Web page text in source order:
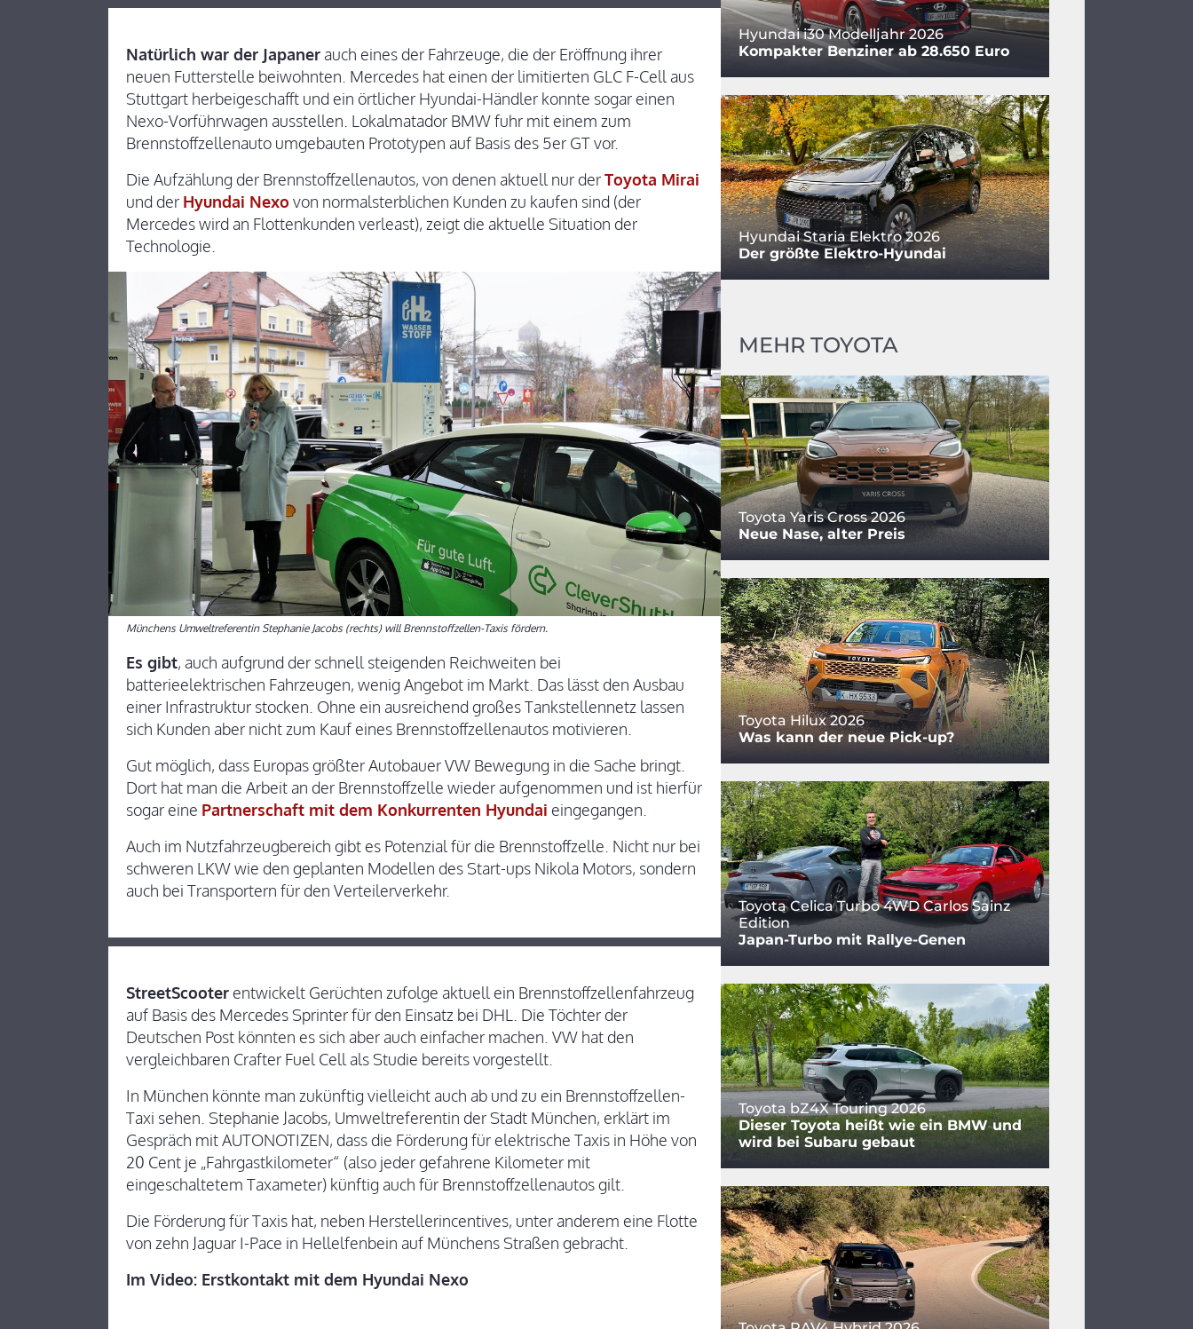
Natürlich war der Japaner auch eines der Fahrzeuge, die der Eröffnung ihrer
neuen Futterstelle beiwohnten. Mercedes hat einen der limitierten GLC F-Cell aus
Stuttgart herbeigeschafft und ein örtlicher Hyundai-Händler konnte sogar einen
Nexo-Vorführwagen ausstellen. Lokalmatador BMW fuhr mit einem zum
Brennstoffzellenauto umgebauten Prototypen auf Basis des 5er GT vor.
Die Aufzählung der Brennstoffzellenautos, von denen aktuell nur derToyota Mirai
und der Hyundai Nexo von normalsterblichen Kunden zu kaufen sind (der
Mercedes wird an Flottenkunden verleast), zeigt die aktuelle Situation der
Technologie.
Münchens Umweltreferentin Stephanie Jacobs (rechts) will Brennstoffzellen-Taxis fördern.
Es gibt, auch aufgrund der schnell steigenden Reichweiten bei
batterieelektrischen Fahrzeugen, wenig Angebot im Markt. Das lässt den Ausbau
einer Infrastruktur stocken. Ohne ein ausreichend großes Tankstellennetz lassen
sich Kunden aber nicht zum Kauf eines Brennstoffzellenautos motivieren.
Gut möglich, dass Europas größter Autobauer VW Bewegung in die Sache bringt.
Dort hat man die Arbeit an der Brennstoffzelle wieder aufgenommen und ist hierfür
sogar eine Partnerschaft mit dem Konkurrenten Hyundai eingegangen.
Auch im Nutzfahrzeugbereich gibt es Potenzial für die Brennstoffzelle. Nicht nur bei
schweren LKW wie den geplanten Modellen des Start-ups Nikola Motors, sondern
auch bei Transportern für den Verteilerverkehr.
StreetScooterentwickelt Gerüchten zufolge aktuell ein Brennstoffzellenfahrzeug
auf Basis des Mercedes Sprinter für den Einsatz bei DHL. Die Töchter der
Deutschen Post könnten es sich aber auch einfacher machen. VW hat den
vergleichbaren Crafter Fuel Cell als Studie bereits vorgestellt.
In München könnte man zukünftig vielleicht auch ab und zu ein Brennstoffzellen-
Taxi sehen. Stephanie Jacobs, Umweltreferentin der Stadt München, erklärt im
Gespräch mit AUTONOTIZEN, dass die Förderung für elektrische Taxis in Höhe von
20 Cent je „Fahrgastkilometer“ (also jeder gefahrene Kilometer mit
eingeschaltetem Taxameter) künftig auch für Brennstoffzellenautos gilt.
Die Förderung für Taxis hat, neben Herstellerincentives, unter anderem eine Flotte
von zehn Jaguar I-Pace in Hellelfenbein auf Münchens Straßen gebracht.
Im Video: Erstkontakt mit dem Hyundai Nexo
Hyundai i30 Modelljahr 2026
Kompakter Benziner ab 28.650 Euro
Hyundai Staria Elektro 2026
Der größte Elektro-Hyundai
MEHR TOYOTA
Toyota Yaris Cross 2026
Neue Nase, alter Preis
Toyota Hilux 2026
Was kann der neue Pick-up?
Toyota Celica Turbo 4WD Carlos Sainz
Edition
Japan-Turbo mit Rallye-Genen
Toyota bZ4X Touring 2026
Dieser Toyota heißt wie ein BMW und
wird bei Subaru gebaut